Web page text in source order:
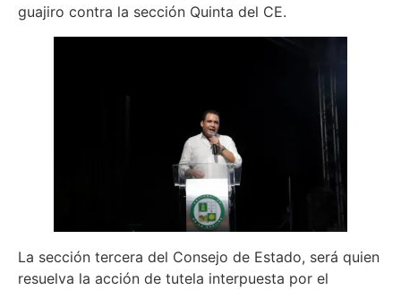
guajiro contra la sección Quinta del CE.
La sección tercera del Consejo de Estado, será quien
resuelva la acción de tutela interpuesta por el